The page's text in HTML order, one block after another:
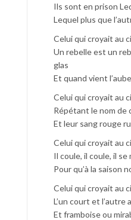
Ils sont en prison
Lequel plus que
Celui qui croyait au
Un rebelle est un
glas
Et quand vient
Celui qui croyait au
Répétant le nom de
Et leur sang rouge
Celui qui croyait au
Il coule, il coule, il se
Pour qu’à la saison
Celui qui croyait au
L’un court et l’autre
Et framboise ou